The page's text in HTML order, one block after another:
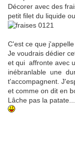
Décorer avec des
petit filet du liquide
C'est ce que j'appelle
Je voudrais dédier
et qui affronte avec
inébranlable une
t'accompagnent.
et comme on dit en
Lâche pas la